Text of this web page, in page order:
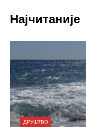
Најчитаније
ДРУШТВО